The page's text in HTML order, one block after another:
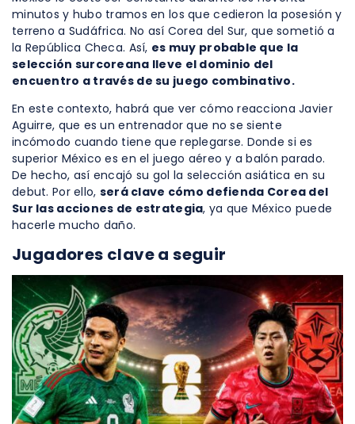
minutos y hubo tramos en los que cedieron la posesión y
terreno a Sudáfrica. No así Corea del Sur, que sometió a
la República Checa. Así, es muy probable que la
selección surcoreana lleve el dominio del
encuentro a través de su juego combinativo.
En este contexto, habrá que ver cómo reacciona Javier
Aguirre, que es un entrenador que no se siente
incómodo cuando tiene que replegarse. Donde si es
superior México es en el juego aéreo y a balón parado.
De hecho, así encajó su gol la selección asiática en su
debut. Por ello, será clave cómo defienda Corea del
Sur las acciones de estrategia, ya que México puede
hacerle mucho daño.
Jugadores clave a seguir